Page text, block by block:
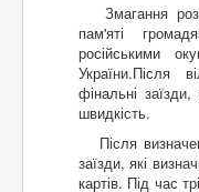
Змагання
пам'яті
російськими
України.Після
фінальні
швидкість.
Після
заїзди, які
картів. Під час